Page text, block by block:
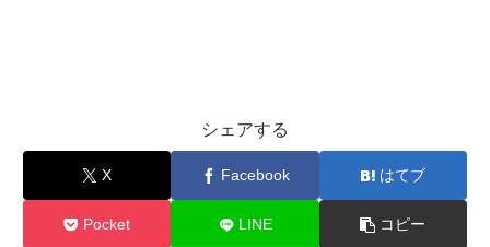
シェアする
X Facebook はてブ
Pocket LINE コピー